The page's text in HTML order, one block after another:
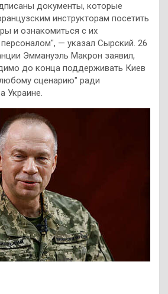
документы, которые
инструкторам посетить
и ознакомиться с их
— указал Сырский. 26
Эммануэль Макрон заявил,
до конца поддерживать Киев
сценарию" ради
Украине.